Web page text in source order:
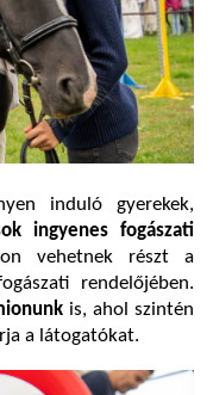
induló gyerekek,
ingyenes fogászati
vehetnek részt a
rendelőjében.
is, ahol szintén
a látogatókat.